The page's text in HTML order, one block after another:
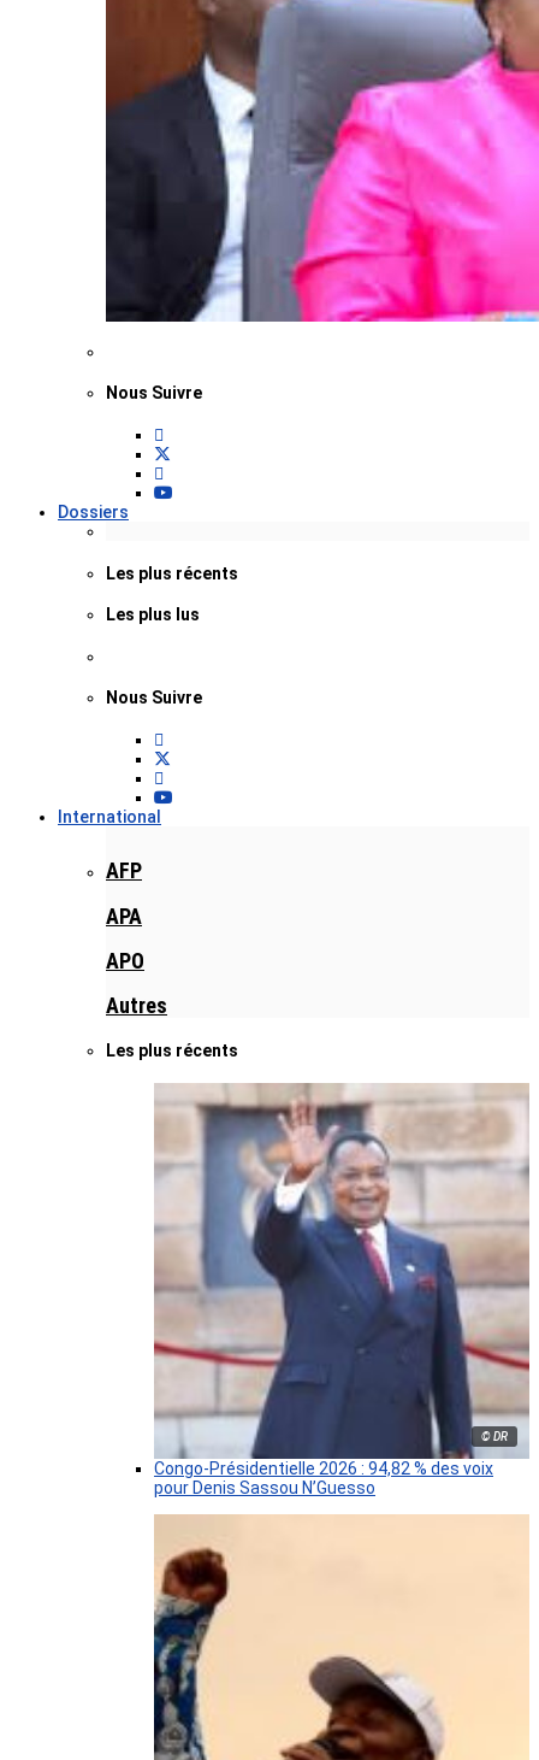
Nous Suivre
Dossiers
Les plus récents
Les plus lus
Nous Suivre
International
AFP
APA
APO
Autres
Les plus récents
© DR
Congo-Présidentielle 2026 : 94,82 % des voix
pour Denis Sassou N’Guesso